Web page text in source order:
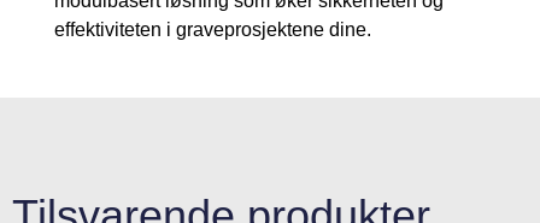
effektiviteten i graveprosjektene dine.